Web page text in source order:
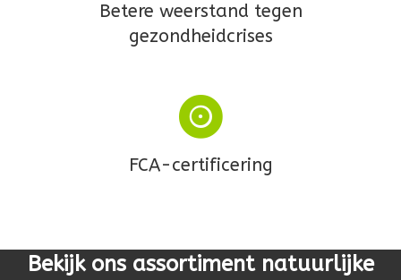
Betere weerstand tegen
gezondheidcrises
FCA-certificering
Bekijk ons assortiment natuurlijke